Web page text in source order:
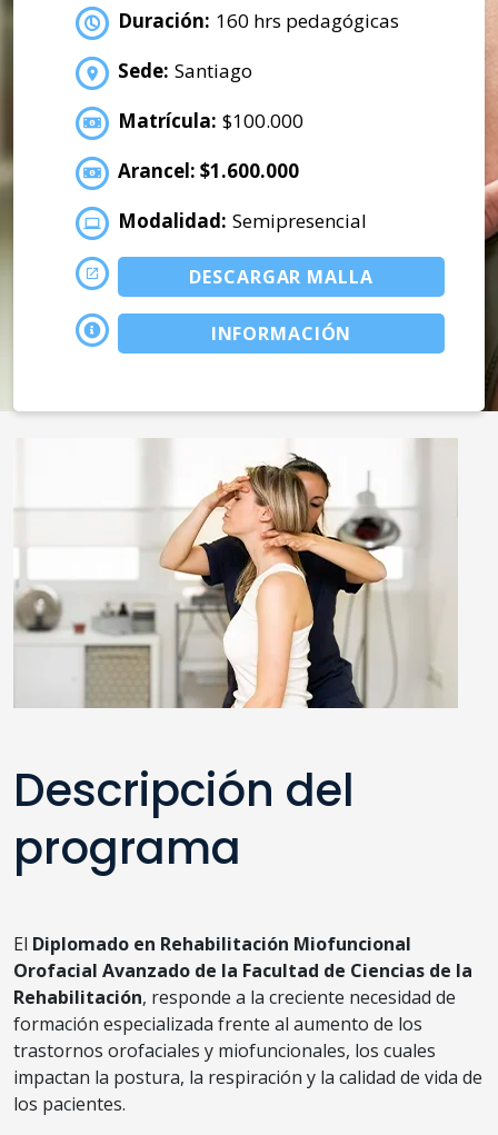
Duración: 160 hrs pedagógicas
Sede: Santiago
Matrícula: $100.000
Arancel: $1.600.000
Modalidad: Semipresencial
DESCARGAR MALLA
INFORMACIÓN
Descripción del
programa
El Diplomado en Rehabilitación Miofuncional
Orofacial Avanzado de la Facultad de Ciencias de la
Rehabilitación, responde a la creciente necesidad de
formación especializada frente al aumento de los
trastornos orofaciales y miofuncionales, los cuales
impactan la postura, la respiración y la calidad de vida de
los pacientes.